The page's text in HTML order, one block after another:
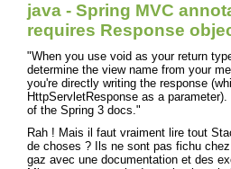
java - Spring MVC
requires Response
"When you use void as your return
determine the view name from your
you're directly writing the response
HttpServletResponse as a
of the Spring 3 docs."
Rah ! Mais il faut vraiment lire tout
de choses ? Ils ne sont pas fichu
gaz avec une documentation et des